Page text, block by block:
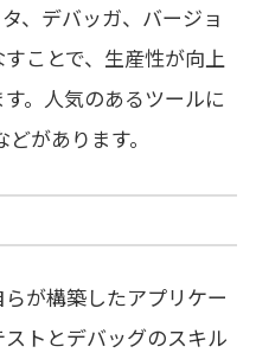
、デバッガ、バージョ
ことで、生産性が向上
。人気のあるツールに
があります。
が構築したアプリケー
トとデバッグのスキル